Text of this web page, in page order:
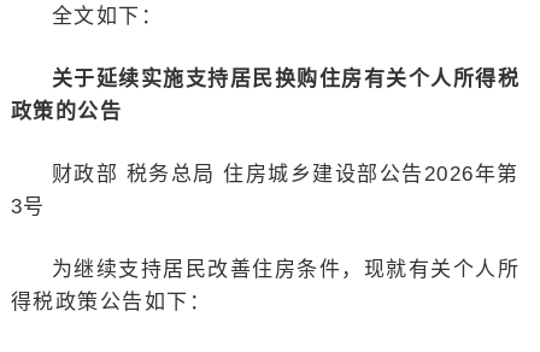
全文如下：
关于延续实施支持居民换购住房有关个人所得税
政策的公告
财政部 税务总局 住房城乡建设部公告2026年第
3号
为继续支持居民改善住房条件，现就有关个人所
得税政策公告如下：